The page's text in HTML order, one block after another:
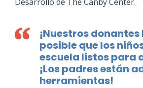
¡Nuestros donantes
posible que los
escuela listos para
¡Los padres están
herramientas!